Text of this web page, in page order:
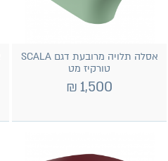
אסלה תלויה מרובעת דגם SCALA
טורקיז מט
1,500
₪